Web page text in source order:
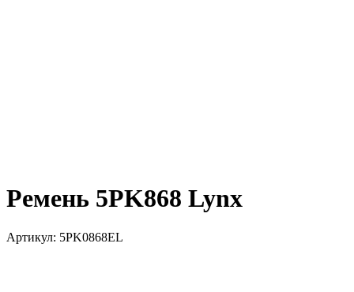
Ремень 5PK868 Lynx
Артикул: 5PK0868EL